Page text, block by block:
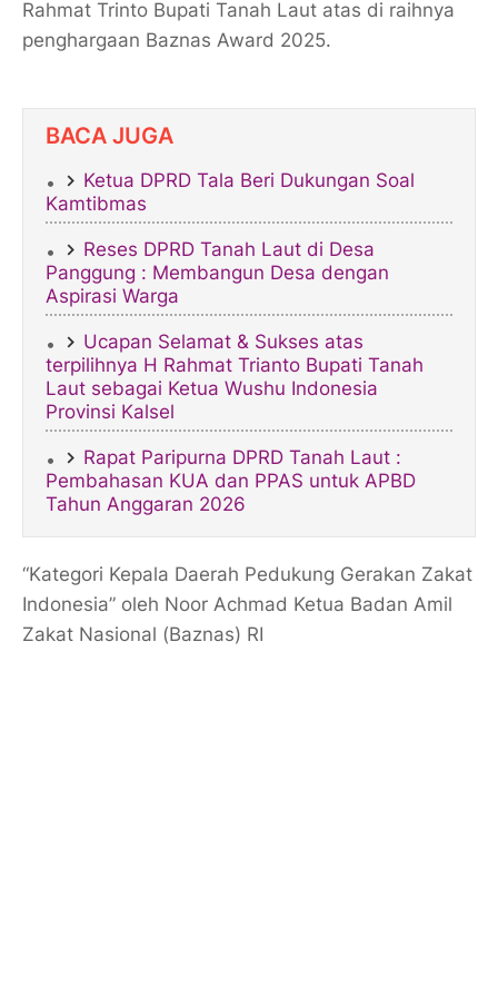
Rahmat Trinto Bupati Tanah Laut atas di raihnya
penghargaan Baznas Award 2025.
BACA JUGA
Ketua DPRD Tala Beri Dukungan Soal
Kamtibmas
Reses DPRD Tanah Laut di Desa
Panggung : Membangun Desa dengan
Aspirasi Warga
Ucapan Selamat & Sukses atas
terpilihnya H Rahmat Trianto Bupati Tanah
Laut sebagai Ketua Wushu Indonesia
Provinsi Kalsel
Rapat Paripurna DPRD Tanah Laut :
Pembahasan KUA dan PPAS untuk APBD
Tahun Anggaran 2026
“Kategori Kepala Daerah Pedukung Gerakan Zakat
Indonesia” oleh Noor Achmad Ketua Badan Amil
Zakat Nasional (Baznas) RI